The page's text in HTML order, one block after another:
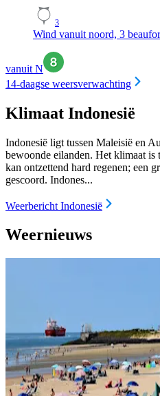
3
Wind vanuit noord, 3
vanuit N
14-daagse weersverwachting
Klimaat Indonesië
Indonesië ligt tussen Maleisië en
bewoonde eilanden. Het klimaat
kan ontzettend hard regenen; een
gescoord. Indones...
Weerbericht Indonesië
Weernieuws